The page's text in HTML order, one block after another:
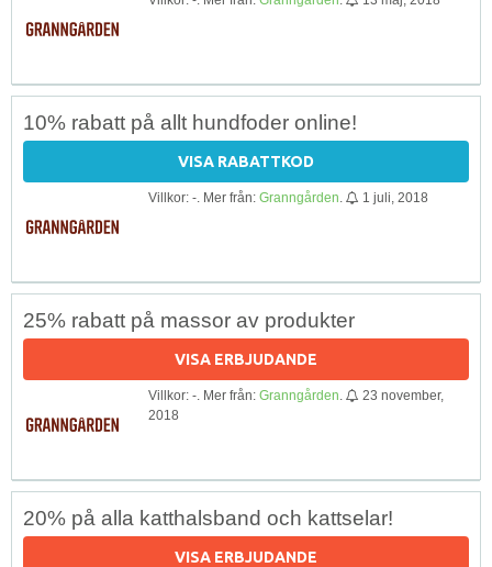
10% rabatt på allt hundfoder online!
VISA RABATTKOD
Villkor: -. Mer från: Granngården 1 juli, 2018
25% rabatt på massor av produkter
VISA ERBJUDANDE
Villkor: -. Mer från: Granngården
23 november,
2018
20% på alla katthalsband och kattselar!
VISA ERBJUDANDE